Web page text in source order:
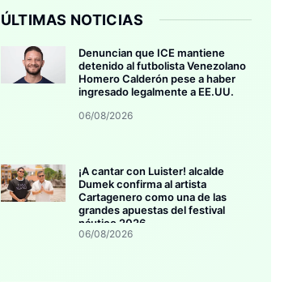
ÚLTIMAS NOTICIAS
Denuncian que ICE mantiene
detenido al futbolista Venezolano
Homero Calderón pese a haber
ingresado legalmente a EE.UU.
06/08/2026
¡A cantar con Luister! alcalde
Dumek confirma al artista
Cartagenero como una de las
grandes apuestas del festival
náutico 2026
06/08/2026